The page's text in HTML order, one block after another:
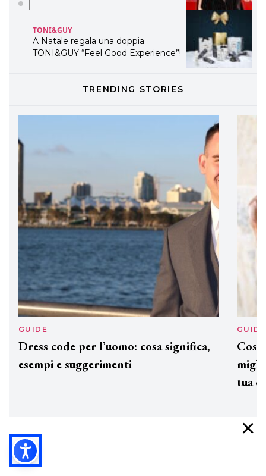
LABEL.M lancia la sua innovativa ed
eco-sostenibile linea di prodotti
professionali
Davines presenta cofanetti beauty
ogni capello
TRENDING STORIES
GUIDE
Dress code per l’uomo: cosa significa,
esempi e suggerimenti
GUIDE
tua